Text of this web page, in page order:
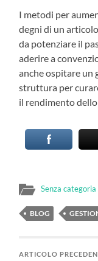
I metodi per
degni di un
da potenziare il
aderire a
anche ospitare un
struttura per
il rendimento
Senza categoria
BLOG
ARTICOLO